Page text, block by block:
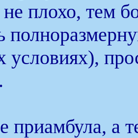
плохо, тем
условиях),
приамбула, а